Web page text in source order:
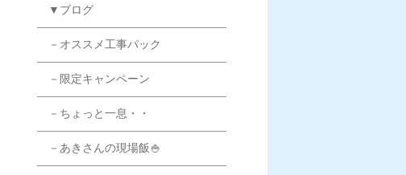
▼ブログ
－オススメ工事パック
－限定キャンペーン
－ちょっと一息・・
－あきさんの現場飯🍚